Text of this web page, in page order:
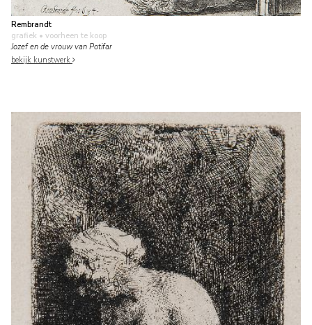
Rembrandt
grafiek • voorheen te koop
Jozef en de vrouw van Potifar
bekijk kunstwerk